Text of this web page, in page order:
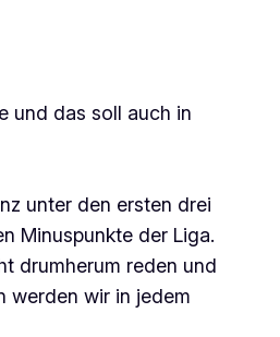
und das soll auch in
unter den ersten drei
Minuspunkte der Liga.
drumherum reden und
werden wir in jedem